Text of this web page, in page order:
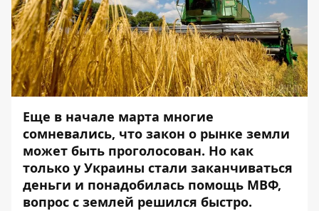
Еще в начале марта многие
сомневались, что закон о рынке земли
может быть проголосован. Но как
только у Украины стали заканчиваться
деньги и понадобилась помощь МВФ,
вопрос с землей решился быстро.